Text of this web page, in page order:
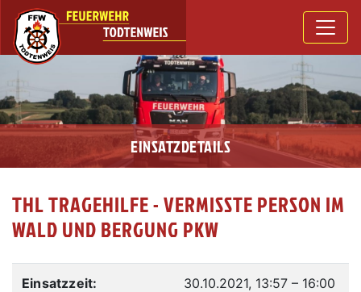
EINSATZDETAILS
THL TRAGEHILFE - VERMISSTE PERSON IM
WALD UND BERGUNG PKW
Einsatzzeit: 30.10.2021, 13:57 – 16:00